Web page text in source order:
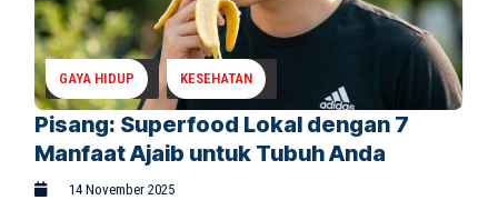
GAYA HIDUP KESEHATAN
Pisang: Superfood Lokal dengan 7
Manfaat Ajaib untuk Tubuh Anda
14 November 2025